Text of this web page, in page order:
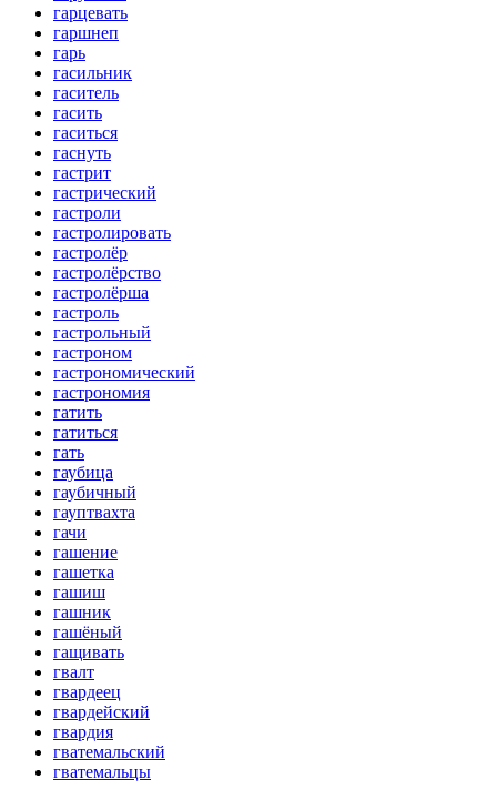
гарцевать
гаршнеп
гарь
гасильник
гаситель
гасить
гаситься
гаснуть
гастрит
гастрический
гастроли
гастролировать
гастролёр
гастролёрство
гастролёрша
гастроль
гастрольный
гастроном
гастрономический
гастрономия
гатить
гатиться
гать
гаубица
гаубичный
гауптвахта
гачи
гашение
гашетка
гашиш
гашник
гашёный
гащивать
гвалт
гвардеец
гвардейский
гвардия
гватемальский
гватемальцы